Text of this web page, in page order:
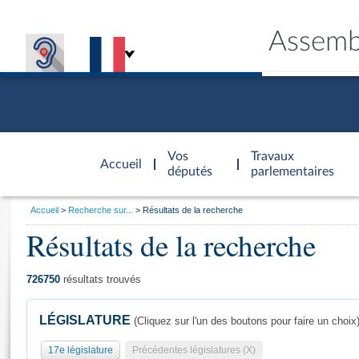
Accueil
d'accueil
Vos
députés
Travaux
parlementaires
Général
Vous
Accueil Recherche sur... Résultats de la recherche
Résultats de la recherche
726750 résultats trouvés
LÉGISLATURE (Cliquez sur l'un des boutons pour faire un choix)
17e législature Précédentes législatures (X)